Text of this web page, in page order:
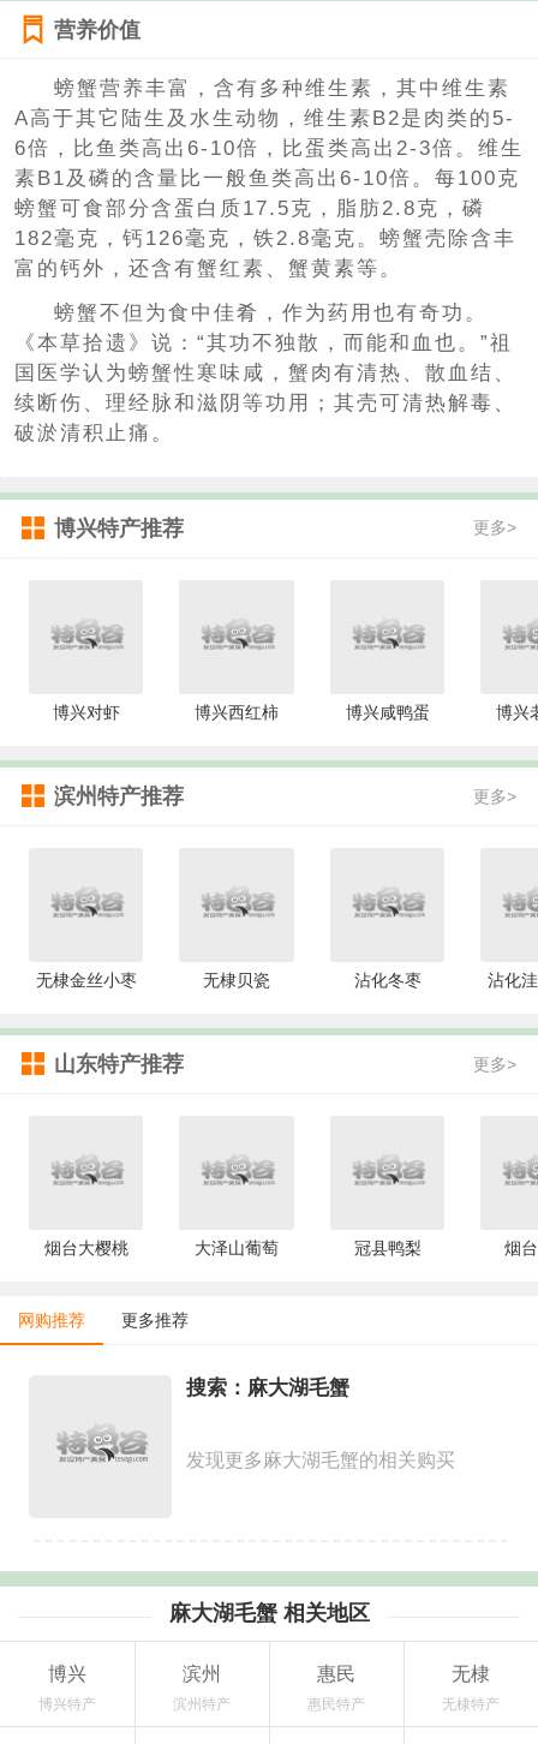
营养价值
螃蟹营养丰富，含有多种维生素，其中维生素
A高于其它陆生及水生动物，维生素B2是肉类的5-
6倍，比鱼类高出6-10倍，比蛋类高出2-3倍。维生
素B1及磷的含量比一般鱼类高出6-10倍。每100克
螃蟹可食部分含蛋白质17.5克，脂肪2.8克，磷
182毫克，钙126毫克，铁2.8毫克。螃蟹壳除含丰
富的钙外，还含有蟹红素、蟹黄素等。
螃蟹不但为食中佳肴，作为药用也有奇功。
《本草拾遗》说：“其功不独散，而能和血也。”祖
国医学认为螃蟹性寒味咸，蟹肉有清热、散血结、
续断伤、理经脉和滋阴等功用；其壳可清热解毒、
破淤清积止痛。
博兴特产推荐 更多>
博兴对虾 博兴西红柿 博兴咸鸭蛋 博兴
滨州特产推荐 更多>
无棣金丝小枣 无棣贝瓷 沾化冬枣 沾化
山东特产推荐 更多>
烟台大樱桃 大泽山葡萄 冠县鸭梨 烟
网购推荐 更多推荐
搜索：麻大湖毛蟹
发现更多麻大湖毛蟹的相关购买
麻大湖毛蟹 相关地区
博兴
博兴特产
滨州
滨州特产
惠民
惠民特产
无棣
无棣特产